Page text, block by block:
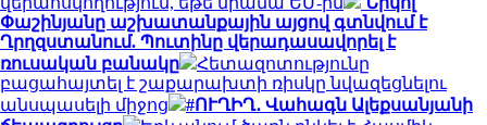
Փաշինյանը աշխատանքային այցով գտնվում է
Ղրղզստանում. Պուտինը վերադասավորել է
ռուսական բանակը
Հետազոտությունը
բացահայտել է շաքարախտի ռիսկը նվազեցնելու
անսպասելի միջոց
#ՈՒՂԻՂ․ Վահագն Ալեքսանյանի